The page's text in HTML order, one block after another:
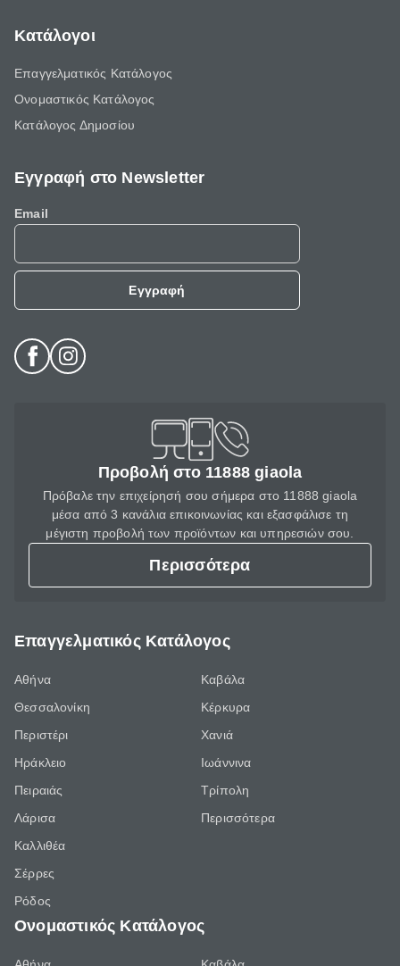
Κατάλογοι
Επαγγελματικός Κατάλογος
Ονομαστικός Κατάλογος
Κατάλογος Δημοσίου
Εγγραφή στο Newsletter
Email
Εγγραφή
Προβολή στο 11888 giaola
Πρόβαλε την επιχείρησή σου σήμερα στο 11888 giaola
μέσα από 3 κανάλια επικοινωνίας και εξασφάλισε τη
μέγιστη προβολή των προϊόντων και υπηρεσιών σου.
Περισσότερα
Επαγγελματικός Κατάλογος
Αθήνα
Θεσσαλονίκη
Περιστέρι
Ηράκλειο
Πειραιάς
Λάρισα
Καλλιθέα
Σέρρες
Ρόδος
Καβάλα
Κέρκυρα
Χανιά
Ιωάννινα
Τρίπολη
Περισσότερα
Ονομαστικός Κατάλογος